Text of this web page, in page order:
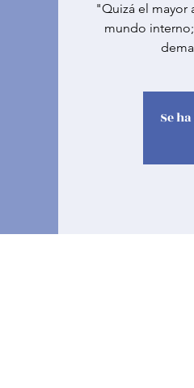
"Quizá el mayor
mundo
Se